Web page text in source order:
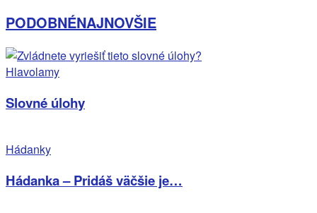
PODOBNÉNAJNOVŠIE
Hlavolamy
Slovné úlohy
Hádanky
Hádanka – Pridáš väčšie je…